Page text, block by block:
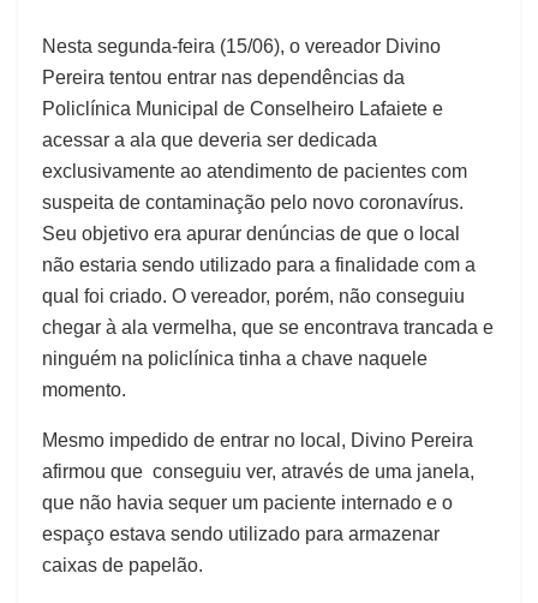
Nesta segunda-feira (15/06), o vereador Divino
Pereira tentou entrar nas dependências da
Policlínica Municipal de Conselheiro Lafaiete e
acessar a ala que deveria ser dedicada
exclusivamente ao atendimento de pacientes com
suspeita de contaminação pelo novo coronavírus.
Seu objetivo era apurar denúncias de que o local
não estaria sendo utilizado para a finalidade com a
qual foi criado. O vereador, porém, não conseguiu
chegar à ala vermelha, que se encontrava trancada e
ninguém na policlínica tinha a chave naquele
momento.
Mesmo impedido de entrar no local, Divino Pereira
afirmou que conseguiu ver, através de uma janela,
que não havia sequer um paciente internado e o
espaço estava sendo utilizado para armazenar
caixas de papelão.